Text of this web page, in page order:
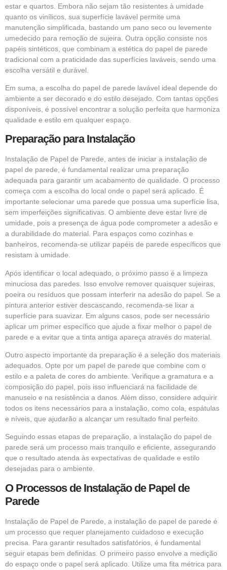
estar e quartos. Embora não sejam tão resistentes à umidade
quanto os vinílicos, sua superfície lavável permite uma
manutenção simplificada, bastando um pano seco ou levemente
umedecido para remoção de sujeira. Outra opção consiste nos
papéis sintéticos, que combinam a estética do papel de parede
tradicional com a praticidade das superfícies laváveis, sendo uma
escolha versátil e durável.
Em suma, a escolha do papel de parede lavável ideal depende do
ambiente a ser decorado e do estilo desejado. Com tantas opções
disponíveis, é possível encontrar a solução perfeita que harmoniza
qualidade e estilo em qualquer espaço.
Preparação para Instalação
Instalação de Papel de Parede, antes de iniciar a instalação de
papel de parede, é fundamental realizar uma preparação
adequada para garantir um acabamento de qualidade. O processo
começa com a escolha do local onde o papel será aplicado. É
importante selecionar uma parede que possua uma superfície lisa,
sem imperfeições significativas. O ambiente deve estar livre de
umidade, pois a presença de água pode comprometer a adesão e
a durabilidade do material. Para espaços como cozinhas e
banheiros, recomenda-se utilizar papéis de parede específicos que
resistam à umidade.
Após identificar o local adequado, o próximo passo é a limpeza
minuciosa das paredes. Isso envolve remover quaisquer sujeiras,
poeira ou resíduos que possam interferir na adesão do papel. Se a
pintura anterior estiver descascando, recomenda-se lixar a
superfície para suavizar. Em alguns casos, pode ser necessário
aplicar um primer específico que ajude a fixar melhor o papel de
parede e a evitar que a tinta antiga apareça através do material.
Outro aspecto importante da preparação é a seleção dos materiais
adequados. Opte por um papel de parede que combine com o
estilo e a paleta de cores do ambiente. Verifique a gramatura e a
composição do papel, pois isso influenciará na facilidade de
manuseio e na resistência a danos. Além disso, considere adquirir
todos os itens necessários para a instalação, como cola, espátulas
e níveis, que ajudarão a alcançar um resultado final perfeito.
Seguindo essas etapas de preparação, a instalação do papel de
parede será um processo mais tranquilo e eficiente, assegurando
que o resultado atenda às expectativas de qualidade e estilo
desejadas para o ambiente.
O Processos de Instalação de Papel de
Parede
Instalação de Papel de Parede, a instalação de papel de parede é
um processo que requer planejamento cuidadoso e execução
precisa. Para garantir resultados satisfatórios, é fundamental
seguir etapas bem definidas. O primeiro passo envolve a medição
do espaço onde o papel será aplicado. Utilize uma fita métrica para